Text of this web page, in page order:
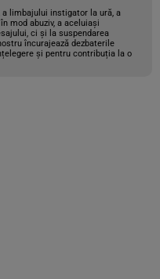
limbajului instigator la ură, a
mod abuziv, a aceluiași
ci și la suspendarea
încurajează dezbaterile
și pentru contribuția la o